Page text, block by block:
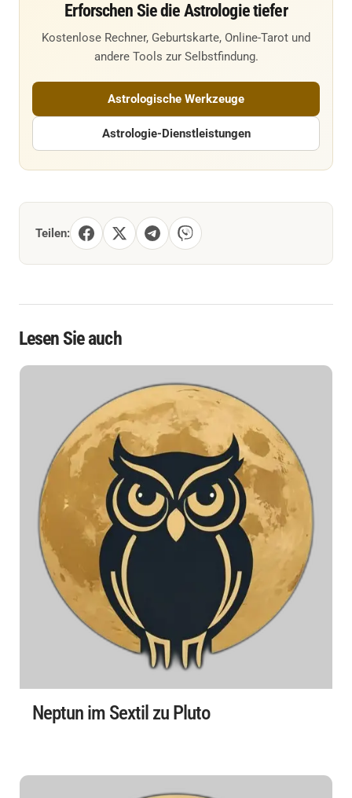
Erforschen Sie die Astrologie tiefer
Kostenlose Rechner, Geburtskarte, Online-Tarot und
andere Tools zur Selbstfindung.
Astrologische Werkzeuge
Astrologie-Dienstleistungen
Teilen:
Lesen Sie auch
Neptun im Sextil zu Pluto